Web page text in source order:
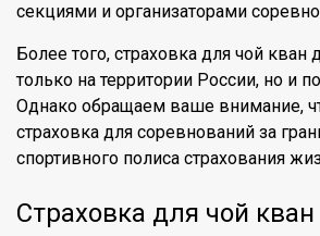
секциями и организаторами
Более того, страховка для чой кван
только на территории России, но и
Однако обращаем ваше внимание,
страховка для соревнований за
спортивного полиса страхования
Страховка для чой